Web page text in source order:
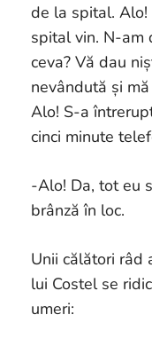
de la spital. Alo!
spital vin. N-am
ceva? Vă dau
nevândută și
Alo! S-a
cinci minute
-Alo! Da, tot eu
brânză în loc.
Unii călători râd
lui Costel se
umeri: